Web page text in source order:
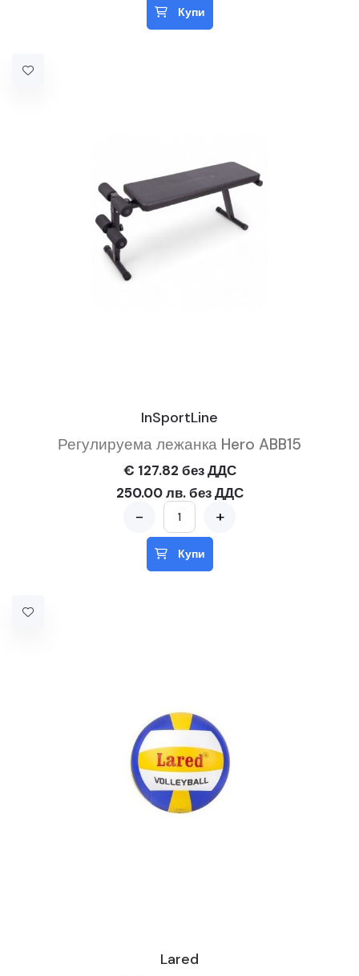
Купи
InSportLine
Регулируема лежанка Hero ABB15
€ 127.82 без ДДС
250.00 лв. без ДДС
- +
Купи
Lared